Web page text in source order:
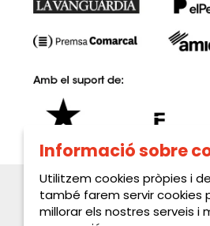
Informació sobre
Utilitzem cookies pròpies i
també farem servir cookies
millorar els nostres serveis